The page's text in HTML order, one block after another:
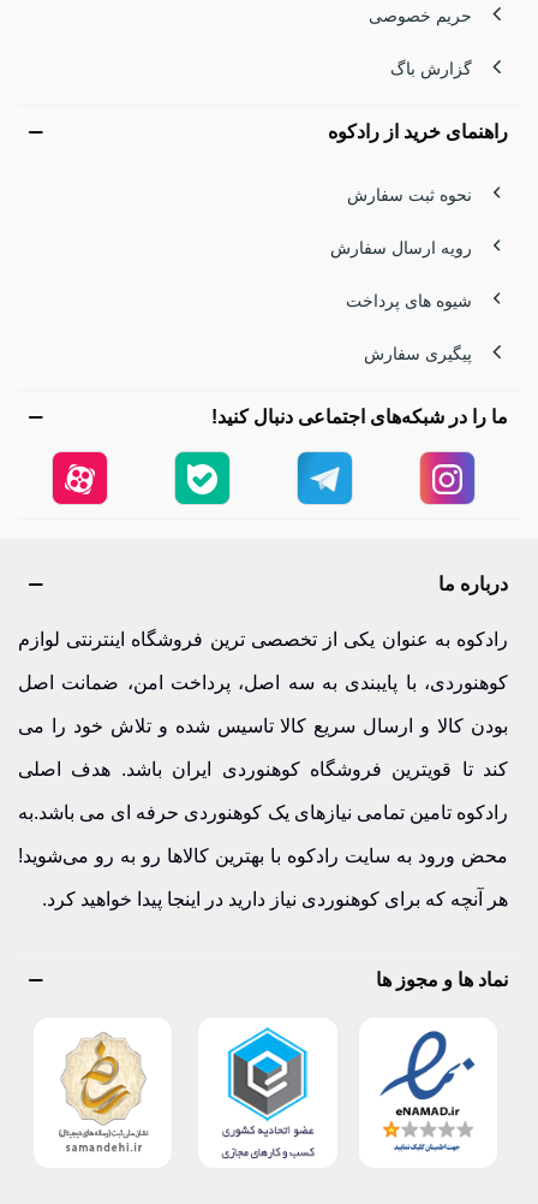
حریم خصوصی
گزارش باگ
راهنمای خرید از رادکوه
نحوه ثبت سفارش
رویه ارسال سفارش
شیوه های پرداخت
پیگیری سفارش
ما را در شبکه‌های اجتماعی دنبال کنید!
درباره ما
رادکوه به عنوان یکی از تخصصی ترین فروشگاه اینترنتی لوازم
کوهنوردی، با پایبندی به سه اصل، پرداخت امن، ضمانت اصل
بودن کالا و ارسال سریع کالا تاسیس شده و تلاش خود را می
کند تا قویترین فروشگاه کوهنوردی ایران باشد. هدف اصلی
رادکوه تامین تمامی نیازهای یک کوهنوردی حرفه ای می باشد.به
محض ورود به سایت رادکوه با بهترین کالاها رو به رو می‌شوید!
هر آنچه که برای کوهنوردی نیاز دارید در اینجا پیدا خواهید کرد.
نماد ها و مجوز ها